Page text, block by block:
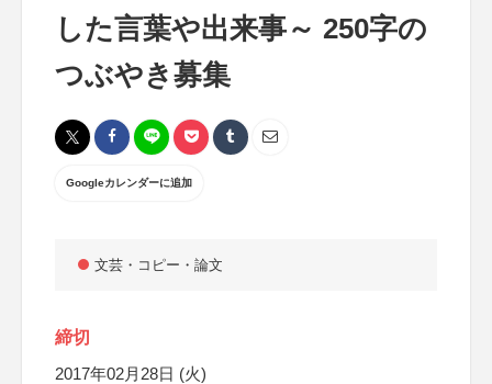
した言葉や出来事～ 250字の
つぶやき募集
Googleカレンダーに追加
文芸・コピー・論文
締切
2017年02月28日 (火)